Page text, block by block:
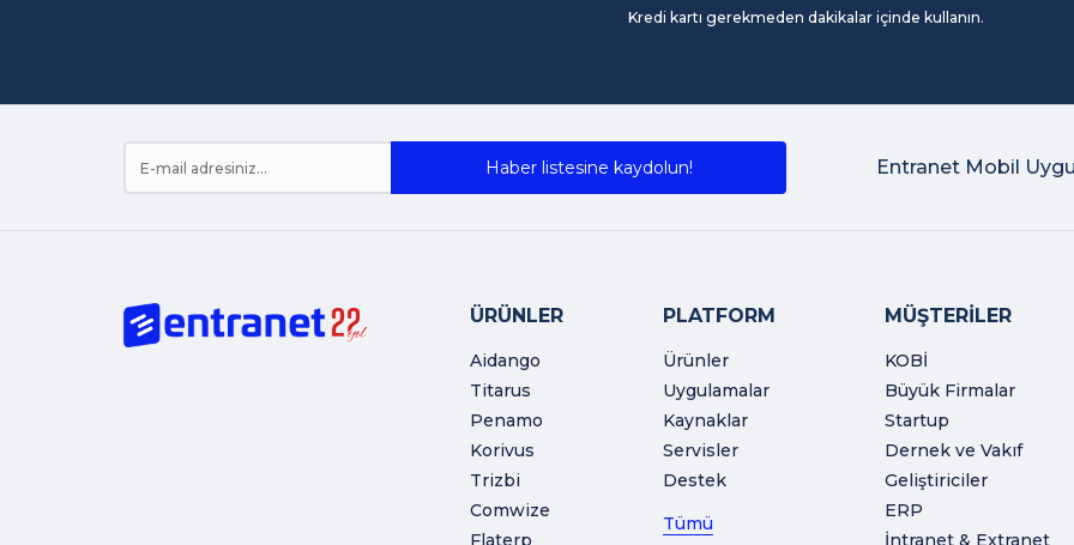
Kredi kartı gerekmeden dakikalar içinde kullanın.
Haber listesine kaydolun! Entranet Mobil
ÜRÜNLER
Aidango
Titarus
Penamo
Korivus
Trizbi
Comwize
Flaterp
PLATFORM
Ürünler
Uygulamalar
Kaynaklar
Servisler
Destek
Tümü
MÜŞTERİLER
KOBİ
Büyük Firmalar
Startup
Dernek ve Vakıf
Geliştiriciler
ERP
İntranet & Extranet